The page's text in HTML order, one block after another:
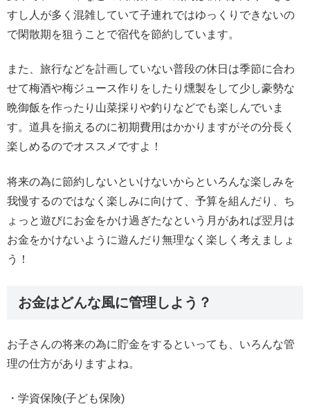
すし人が多く混雑していて子連れではゆっくりできないの
で閑散期を狙うことで宿代を節約しています。
また、旅行などを計画していない普段の休日は季節に合わ
せて梅酒や梅ジュース作りをしたり燻製をして少し豪勢な
晩御飯を作ったり山菜採りや釣りなどでも楽しんでいま
す。道具を揃えるのに初期費用はかかりますがその分長く
楽しめるのでオススメですよ！
将来の為に節約しないといけないからといろんな楽しみを
我慢するのではなく楽しみに向けて、予算を組んだり、ち
ょっと遊びにお金をかけ過ぎたなという月があれば翌月は
お金をかけないように遊んだり無理なく楽しく考えましょ
う！
お金はどんな風に管理しよう？
お子さんの将来の為に貯金をするといっても、いろんな管
理の仕方がありますよね。
・学資保険(子ども保険)